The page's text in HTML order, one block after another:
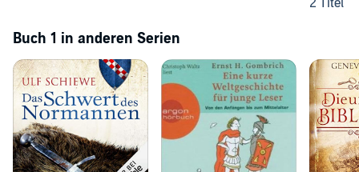
2 Titel
Buch 1 in anderen Serien